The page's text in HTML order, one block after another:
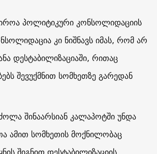
პოლიტიკური კონსოლიდაციის
კი ნიშნავს იმას, რომ არ
დესტაბილიზაციაში, რითაც
შევუქმნით სომხეთზე გარედან
შინაარსიან კალაპოტში უნდა
ამით სომხეთის მოქნილობაც